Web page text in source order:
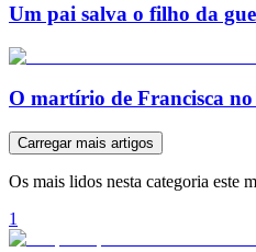
Um pai salva o filho da
O martírio de Francisca
Carregar mais artigos
Os mais lidos nesta categoria este
1